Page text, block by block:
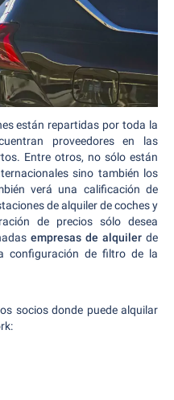
están repartidas por toda la
proveedores en las
Entre otros, no sólo están
sino también los
verá una calificación de
de alquiler de coches y
de precios sólo desea
empresas de alquiler de
configuración de filtro de la
socios donde puede alquilar